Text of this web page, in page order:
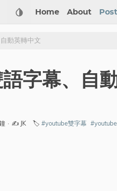
Home About
動英轉中文
字幕、自
· ✍️ JK 🏷️ #youtube雙字幕